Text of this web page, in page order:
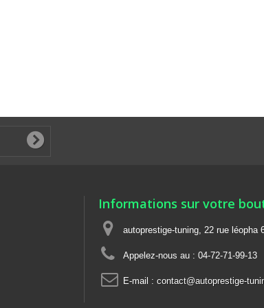
Informations sur votre
autoprestige-tuning, 22 rue léopha
Appelez-nous au : 04-72-71-99-13
E-mail : contact@autoprestige-